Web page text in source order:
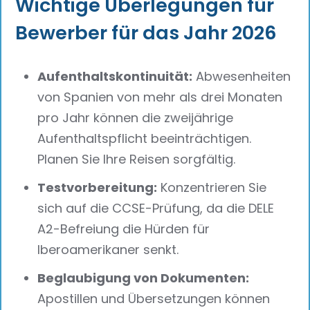
Wichtige Überlegungen für
Bewerber für das Jahr 2026
Aufenthaltskontinuität: Abwesenheiten
von Spanien von mehr als drei Monaten
pro Jahr können die zweijährige
Aufenthaltspflicht beeinträchtigen.
Planen Sie Ihre Reisen sorgfältig.
Testvorbereitung: Konzentrieren Sie
sich auf die CCSE-Prüfung, da die DELE
A2-Befreiung die Hürden für
Iberoamerikaner senkt.
Beglaubigung von Dokumenten:
Apostillen und Übersetzungen können